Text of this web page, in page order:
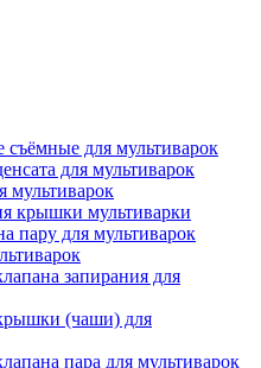
для мультиварок
для мультиварок
мультиварок
крышки мультиварки
пару для мультиварок
запирания для
(чаши) для
пара для мультиварок